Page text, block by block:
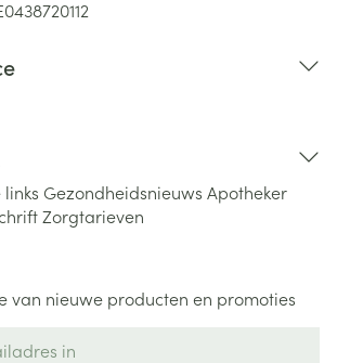
Gezondheidsnieuws Apotheker
Zorgtarieven
van nieuwe producten en promoties